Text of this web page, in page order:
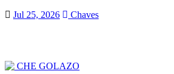
Jul 25, 2026 Chaves